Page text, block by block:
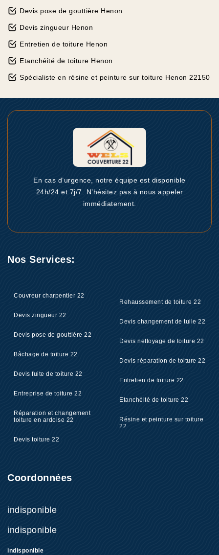
Devis pose de gouttière Henon
Devis zingueur Henon
Entretien de toiture Henon
Etanchéité de toiture Henon
Spécialiste en résine et peinture sur toiture Henon 22150
En cas d’urgence, notre équipe est disponible
24h/24 et 7j/7. N’hésitez pas à nous appeler
immédiatement.
Nos Services:
Couvreur charpentier 22
Devis zingueur 22
Devis pose de gouttière 22
Bâchage de toiture 22
Devis fuite de toiture 22
Entreprise de toiture 22
Réparation et changement
toiture en ardoise 22
Devis toiture 22
Rehaussement de toiture 22
Devis changement de tuile 22
Devis nettoyage de toiture 22
Devis réparation de toiture 22
Entretien de toiture 22
Etanchéité de toiture 22
Résine et peinture sur toiture
22
Coordonnées
indisponible
indisponible
indisponible